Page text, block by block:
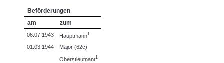
Beförderungen
am
zum
06.07.1943 Hauptmann1
01.03.1944 Major (62c)
Oberstleutnant1